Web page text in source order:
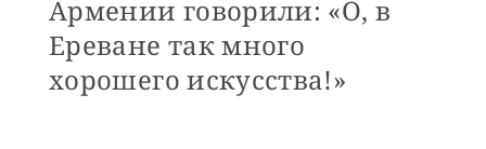
Армении говорили: «О, в
Ереване так много
хорошего искусства!»